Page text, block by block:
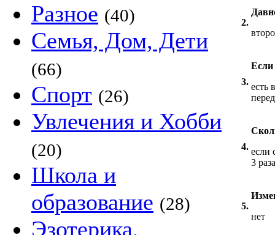
Разное (40)
Семья, Дом, Дети
(66)
Спорт (26)
Увлечения и Хобби
(20)
Школа и
образование (28)
Эзотерика,
2.
3.
Если
есть
4. если
3 раза
5.
нет